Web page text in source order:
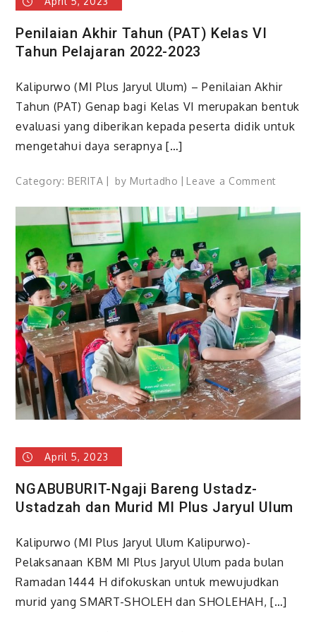
Penilaian Akhir Tahun (PAT) Kelas VI
Tahun Pelajaran 2022-2023
Kalipurwo (MI Plus Jaryul Ulum) – Penilaian Akhir
Tahun (PAT) Genap bagi Kelas VI merupakan bentuk
evaluasi yang diberikan kepada peserta didik untuk
mengetahui daya serapnya […]
Category: BERITA by Murtadho Leave a Commenton
Akhir
Kelas
VI
Tahun
2022-
2023
April 5, 2023
NGABUBURIT-Ngaji Bareng Ustadz-
Ustadzah dan Murid MI Plus Jaryul Ulum
Kalipurwo (MI Plus Jaryul Ulum Kalipurwo)-
Pelaksanaan KBM MI Plus Jaryul Ulum pada bulan
Ramadan 1444 H difokuskan untuk mewujudkan
murid yang SMART-SHOLEH dan SHOLEHAH, […]